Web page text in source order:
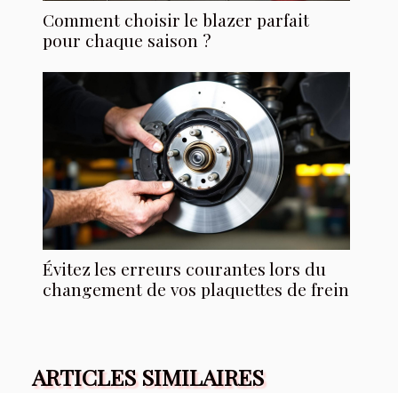
Comment choisir le blazer parfait
pour chaque saison ?
Évitez les erreurs courantes lors du
changement de vos plaquettes de frein
ARTICLES SIMILAIRES